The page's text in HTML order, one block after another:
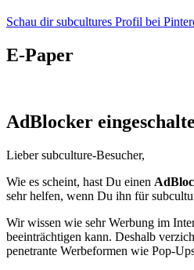
Schau dir subcultures Profil bei
E-Paper
AdBlocker
Lieber subculture-Besucher,
Wie es scheint, hast Du einen
sehr helfen, wenn Du ihn für
Wir wissen wie sehr Werbung im
beeinträchtigen kann. Deshalb
penetrante Werbeformen wie Pop-